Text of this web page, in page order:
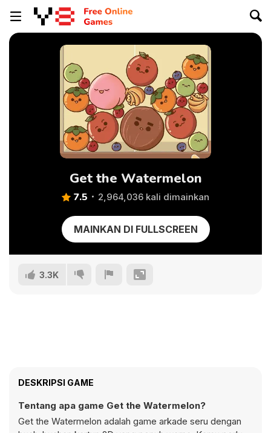
Get the Watermelon
7.5 2,964,036 kali dimainkan
MAINKAN DI FULLSCREEN
3.3K
DESKRIPSI GAME
Tentang apa game Get the Watermelon?
Get the Watermelon adalah game arkade seru dengan